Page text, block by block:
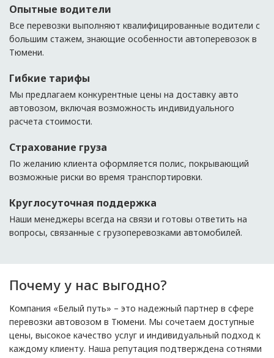
Опытные водители
Все перевозки выполняют квалифицированные водители с
большим стажем, знающие особенности автоперевозок в
Тюмени.
Гибкие тарифы
Мы предлагаем конкурентные цены на доставку авто
автовозом, включая возможность индивидуального
расчета стоимости.
Страхование груза
По желанию клиента оформляется полис, покрывающий
возможные риски во время транспортировки.
Круглосуточная поддержка
Наши менеджеры всегда на связи и готовы ответить на
вопросы, связанные с грузоперевозками автомобилей.
Почему у нас выгодно?
Компания «Белый путь» – это надежный партнер в сфере
перевозки автовозом в Тюмени. Мы сочетаем доступные
цены, высокое качество услуг и индивидуальный подход к
каждому клиенту. Наша репутация подтверждена сотнями